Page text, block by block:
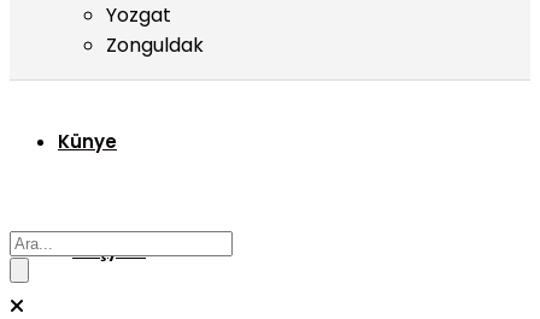
Yozgat
Zonguldak
Künye
Başyazı